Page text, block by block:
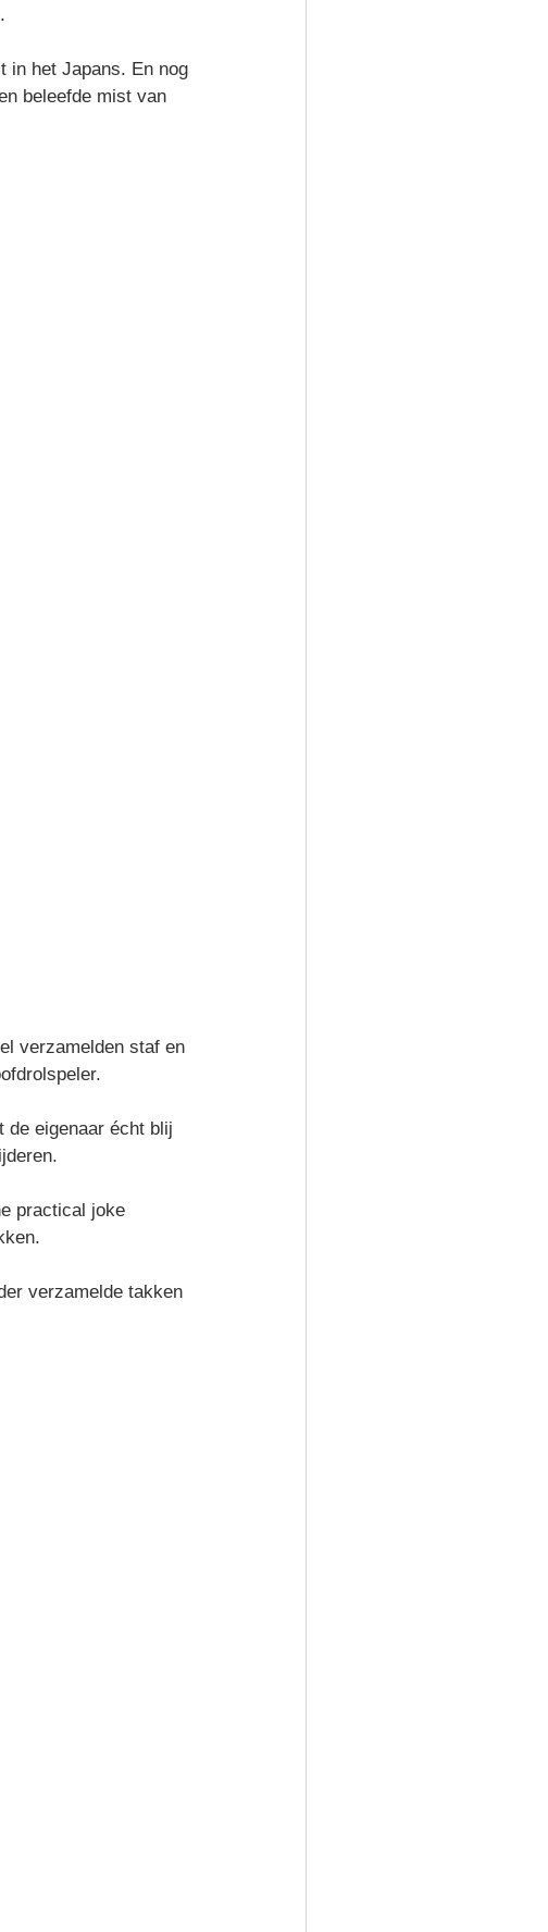
in het Japans. En nog
beleefde mist van
verzamelden staf en
de eigenaar écht blij
practical joke
verzamelde takken